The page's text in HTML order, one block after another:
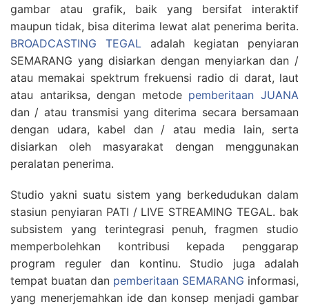
gambar atau grafik, baik yang bersifat interaktif
maupun tidak, bisa diterima lewat alat penerima berita.
BROADCASTING TEGAL adalah kegiatan penyiaran
SEMARANG yang disiarkan dengan menyiarkan dan /
atau memakai spektrum frekuensi radio di darat, laut
atau antariksa, dengan metode pemberitaan JUANA
dan / atau transmisi yang diterima secara bersamaan
dengan udara, kabel dan / atau media lain, serta
disiarkan oleh masyarakat dengan menggunakan
peralatan penerima.
Studio yakni suatu sistem yang berkedudukan dalam
stasiun penyiaran PATI / LIVE STREAMING TEGAL. bak
subsistem yang terintegrasi penuh, fragmen studio
memperbolehkan kontribusi kepada penggarap
program reguler dan kontinu. Studio juga adalah
tempat buatan dan pemberitaan SEMARANG informasi,
yang menerjemahkan ide dan konsep menjadi gambar